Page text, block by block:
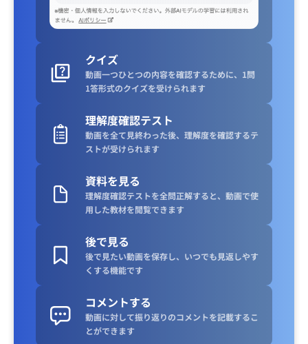
クイズ
動画一つひとつの内容を確認するために、1問
1答形式のクイズを受けられます
理解度確認テスト
動画を全て見終わった後、理解度を確認するテ
ストが受けられます
資料を見る
理解度確認テストを全問正解すると、動画で使
用した教材を閲覧できます
後で見る
後で見たい動画を保存し、いつでも見返しやす
くする機能です
コメントする
動画に対して振り返りのコメントを記載するこ
とができます